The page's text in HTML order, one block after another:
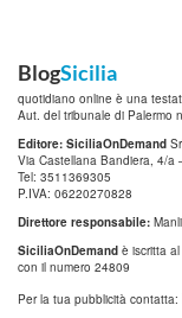
BlogSicilia
quotidiano online è una
Aut. del tribunale di Palermo
Editore: SiciliaOnDemand
Via Castellana Bandiera, 4/a
Tel: 3511369305
P.IVA: 06220270828
Direttore responsabile:
SiciliaOnDemand è iscritta al
con il numero 24809
Per la tua pubblicità contatta: